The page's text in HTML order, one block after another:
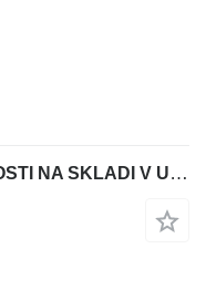
LiuGong LTC1000L5 V NAYaVNOSTI NA SKLADI V UKRAYiNI